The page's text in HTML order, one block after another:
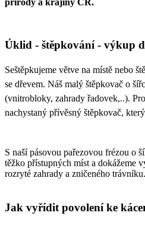
Úklid - štěpkování - výkup
Seštěpkujeme větve na místě nebo
se dřevem. Náš malý štěpkovač o
(vnitrobloky, zahrady řadovek,..).
nachystaný přívěsný štěpkovač,
S naší pásovou pařezovou frézou o
těžko přístupných míst a dokážeme
rozryté zahrady a zničeného trávníku.
Jak vyřídit povolení ke